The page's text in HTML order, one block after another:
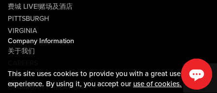
This site uses cookies to provide you with a great user
experience. By using it, you accept our use of cookies.
费城 LIVE!赌场及酒店
PITTSBURGH
VIRGINIA
Company Information
关于我们
媒体中心
COMMUNITY RELATIONS